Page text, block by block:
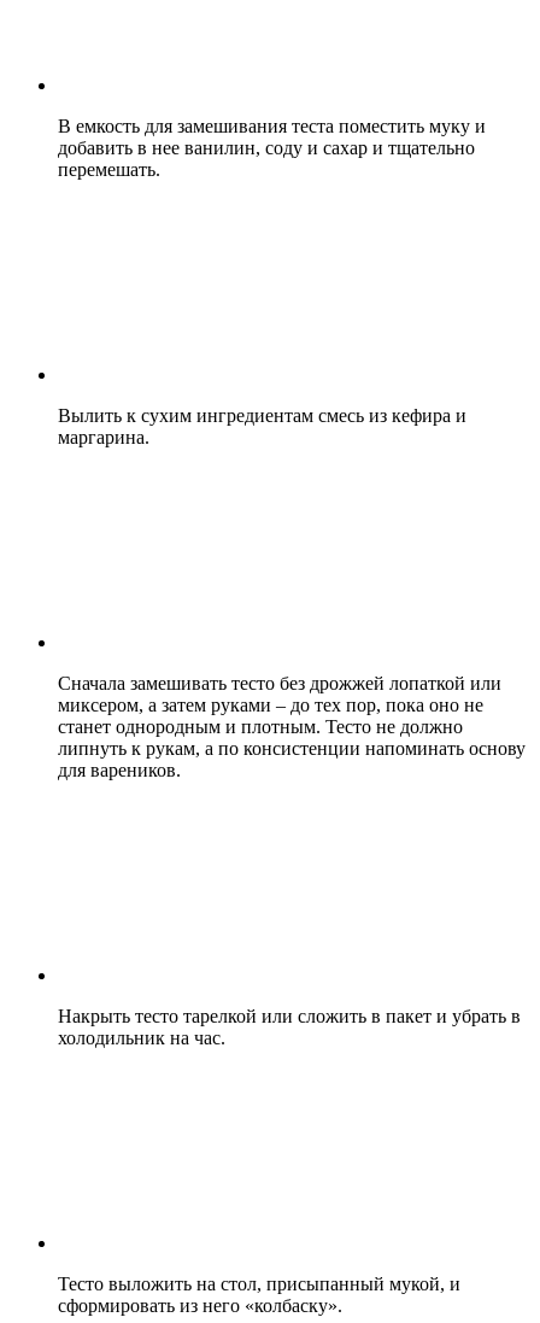
В емкость для замешивания теста поместить муку и
добавить в нее ванилин, соду и сахар и тщательно
перемешать.
Вылить к сухим ингредиентам смесь из кефира и
маргарина.
Сначала замешивать тесто без дрожжей лопаткой или
миксером, а затем руками – до тех пор, пока оно не
станет однородным и плотным. Тесто не должно
липнуть к рукам, а по консистенции напоминать основу
для вареников.
Накрыть тесто тарелкой или сложить в пакет и убрать в
холодильник на час.
Тесто выложить на стол, присыпанный мукой, и
сформировать из него «колбаску».